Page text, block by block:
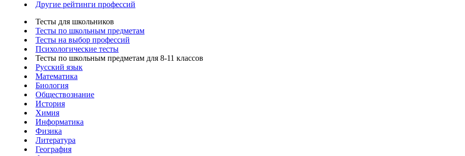
Другие рейтинги профессий
Тесты для школьников
Тесты по школьным предметам
Тесты на выбор профессий
Психологические тесты
Тесты по школьным предметам для 8-11 классов
Русский язык
Математика
Биология
Обществознание
История
Химия
Информатика
Физика
Литература
География